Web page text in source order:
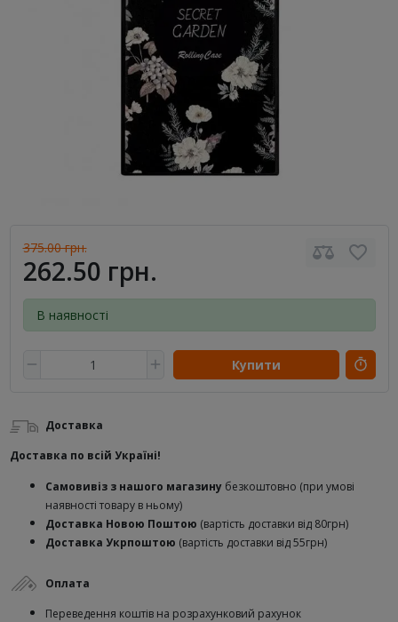
375.00 грн.
262.50 грн.
В наявності
Купити
Доставка
Доставка по всій Україні!
Самовивіз з нашого магазину безкоштовно (при умові
наявності товару в ньому)
Доставка Новою Поштою (вартість доставки від 80грн)
Доставка Укрпоштою (вартість доставки від 55грн)
Оплата
Переведення коштів на розрахунковий рахунок